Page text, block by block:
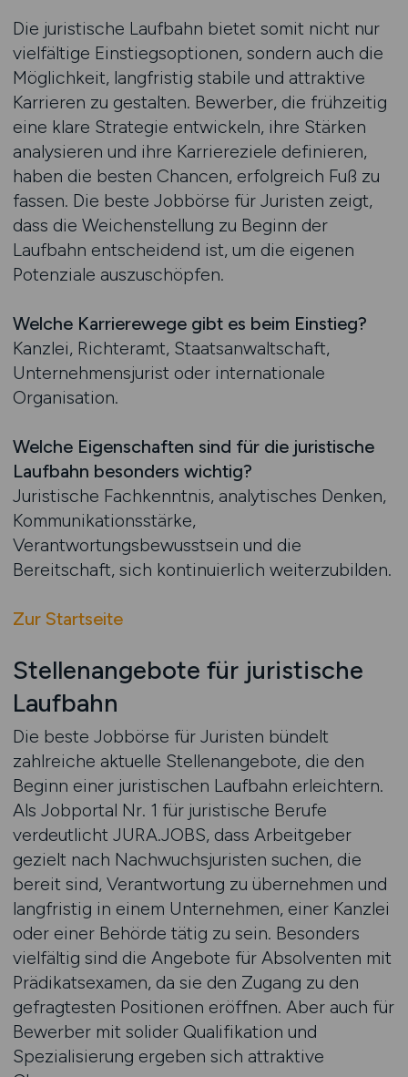
Die juristische Laufbahn bietet somit nicht nur
vielfältige Einstiegsoptionen, sondern auch die
Möglichkeit, langfristig stabile und attraktive
Karrieren zu gestalten. Bewerber, die frühzeitig
eine klare Strategie entwickeln, ihre Stärken
analysieren und ihre Karriereziele definieren,
haben die besten Chancen, erfolgreich Fuß zu
fassen. Die beste Jobbörse für Juristen zeigt,
dass die Weichenstellung zu Beginn der
Laufbahn entscheidend ist, um die eigenen
Potenziale auszuschöpfen.
Welche Karrierewege gibt es beim Einstieg?
Kanzlei, Richteramt, Staatsanwaltschaft,
Unternehmensjurist oder internationale
Organisation.
Welche Eigenschaften sind für die juristische
Laufbahn besonders wichtig?
Juristische Fachkenntnis, analytisches Denken,
Kommunikationsstärke,
Verantwortungsbewusstsein und die
Bereitschaft, sich kontinuierlich weiterzubilden.
Zur Startseite
Stellenangebote für juristische
Laufbahn
Die beste Jobbörse für Juristen bündelt
zahlreiche aktuelle Stellenangebote, die den
Beginn einer juristischen Laufbahn erleichtern.
Als Jobportal Nr. 1 für juristische Berufe
verdeutlicht JURA.JOBS, dass Arbeitgeber
gezielt nach Nachwuchsjuristen suchen, die
bereit sind, Verantwortung zu übernehmen und
langfristig in einem Unternehmen, einer Kanzlei
oder einer Behörde tätig zu sein. Besonders
vielfältig sind die Angebote für Absolventen mit
Prädikatsexamen, da sie den Zugang zu den
gefragtesten Positionen eröffnen. Aber auch für
Bewerber mit solider Qualifikation und
Spezialisierung ergeben sich attraktive